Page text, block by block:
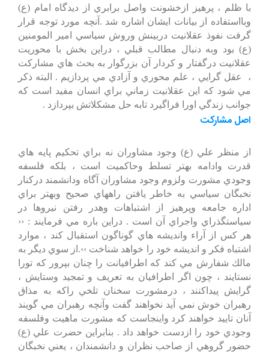
با ظلم ، پرهيز ازخشونت واصل برابري از ديدگاه امام (ع)
وبااستفاده از بيانات ايشان اشاره شد .آنچه مورد توجه قرار
گرفت نفوذ عقلانيت دربينش وروش سياسي امير المومنين
(ع) بود وبه دنبال مطالب قبلي ، دراين بخش با محوريت
عقلانيت درگفتار و كردار آن بزرگوار به بحث هاي مشاركت
، عقل گرايي ، علم محوري و آزادي مي پردازيم . البته ذكر
مي شود كه اين عقلانيت زماني براي انسان مفيد است كه
جوانب زندگي اورا فراگيرد تابه حل مشكلاتش بپردازد .
اصل مشاركت
از منظر علي (ع) وجود مشاوران نه براي تحكيم پايه هاي
قدرت وادامه بهتر تسلط وحاكميت است ، بلكه فلسفه
وجودي مشورت ولزوم وجود مشاوران آگاه ودانشمند دركنار
نخبگان سياسي به خاطر يافتن راههاي صحيح وبهتر براي
اداره جامعه وپرهيز از اشتباهات وهدر رفتن نيروها در
سياستگذراي واجراي آن است . دراين باره مي فرمايند : ‹‹
هر كس از آراء وانديشه هاي گوناگون استقبال كند ، موارد
اشتباه فكر و انديشه خود را خواهد شناخت ››.از سوي ديگر به
مالك شفارش مي كند كه اطرافيانت را چنان بپرور كه تورا
نستايند ، چون اگر اطرافيان به تعريف و تمجيد وستايش ،
گرايش پيداكنند ، درمشورت سخنان تلخي راكه به مذاق
رهبران خوش نمي آيد نخواهند گفت وآنچه رهبران مي گويند
آنان تاييد خواهند كرد واينجاست كه مشورت ماهيت وفلسفه
وجودي خود را ازدست خواهد داد . بنابراين حضرت علي (ع)
حضور گروهي از صاحب نظران و دانشمندان ، يعني نخبگان